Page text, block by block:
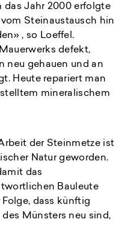
das Jahr 2000 erfolgte
Steinaustausch hin
, so Loeffel.
defekt,
neu gehauen und an
Heute repariert man
mineralischem
der Steinmetze ist
Natur geworden.
das
Bauleute
dass künftig
Münsters neu sind,